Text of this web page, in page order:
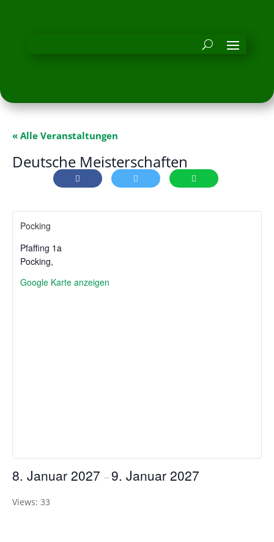
« Alle Veranstaltungen
Deutsche Meisterschaften
Pocking
Pfaffing 1a
Pocking,
Google Karte anzeigen
8. Januar 2027 –9. Januar 2027
Views: 33